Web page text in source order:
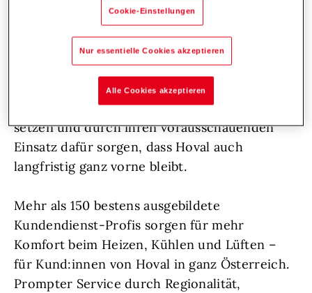
Lösungen und exzellenten Service,
österreich- und weltweit.Denn wir bei Hoval
lieben, was wir tun!Wir wachsen weiter und
suchen Unterstützung: hemdsärmelige
Persönlichkeiten, die sich voller Herzblut um
ihre Aufgaben kümmern, frische Impulse
setzen und durch ihren vorausschauenden
Einsatz dafür sorgen, dass Hoval auch
langfristig ganz vorne bleibt.
Mehr als 150 bestens ausgebildete
Kundendienst-Profis sorgen für mehr
Komfort beim Heizen, Kühlen und Lüften –
für Kund:innen von Hoval in ganz Österreich.
Prompter Service durch Regionalität,
Cookie-Einstellungen
Nur essentielle Cookies akzeptieren
Alle Cookies akzeptieren